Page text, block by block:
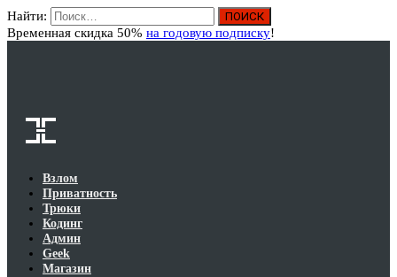
Найти:
Временная скидка 50% на годовую подписку!
Взлом
Приватность
Трюки
Кодинг
Админ
Geek
Магазин